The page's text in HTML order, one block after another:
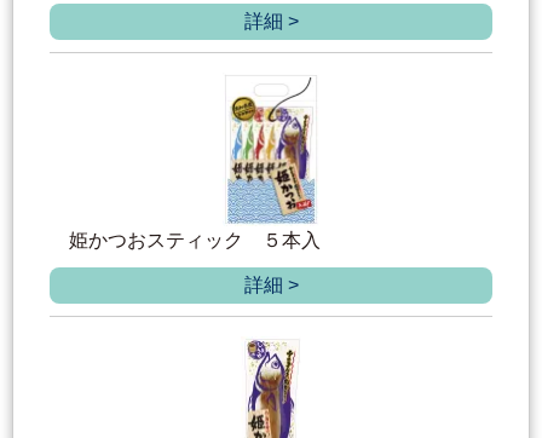
詳細 >
姫かつおスティック ５本入
詳細 >